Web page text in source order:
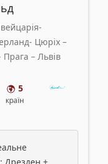
Цюріх –
– Львів
5
країн